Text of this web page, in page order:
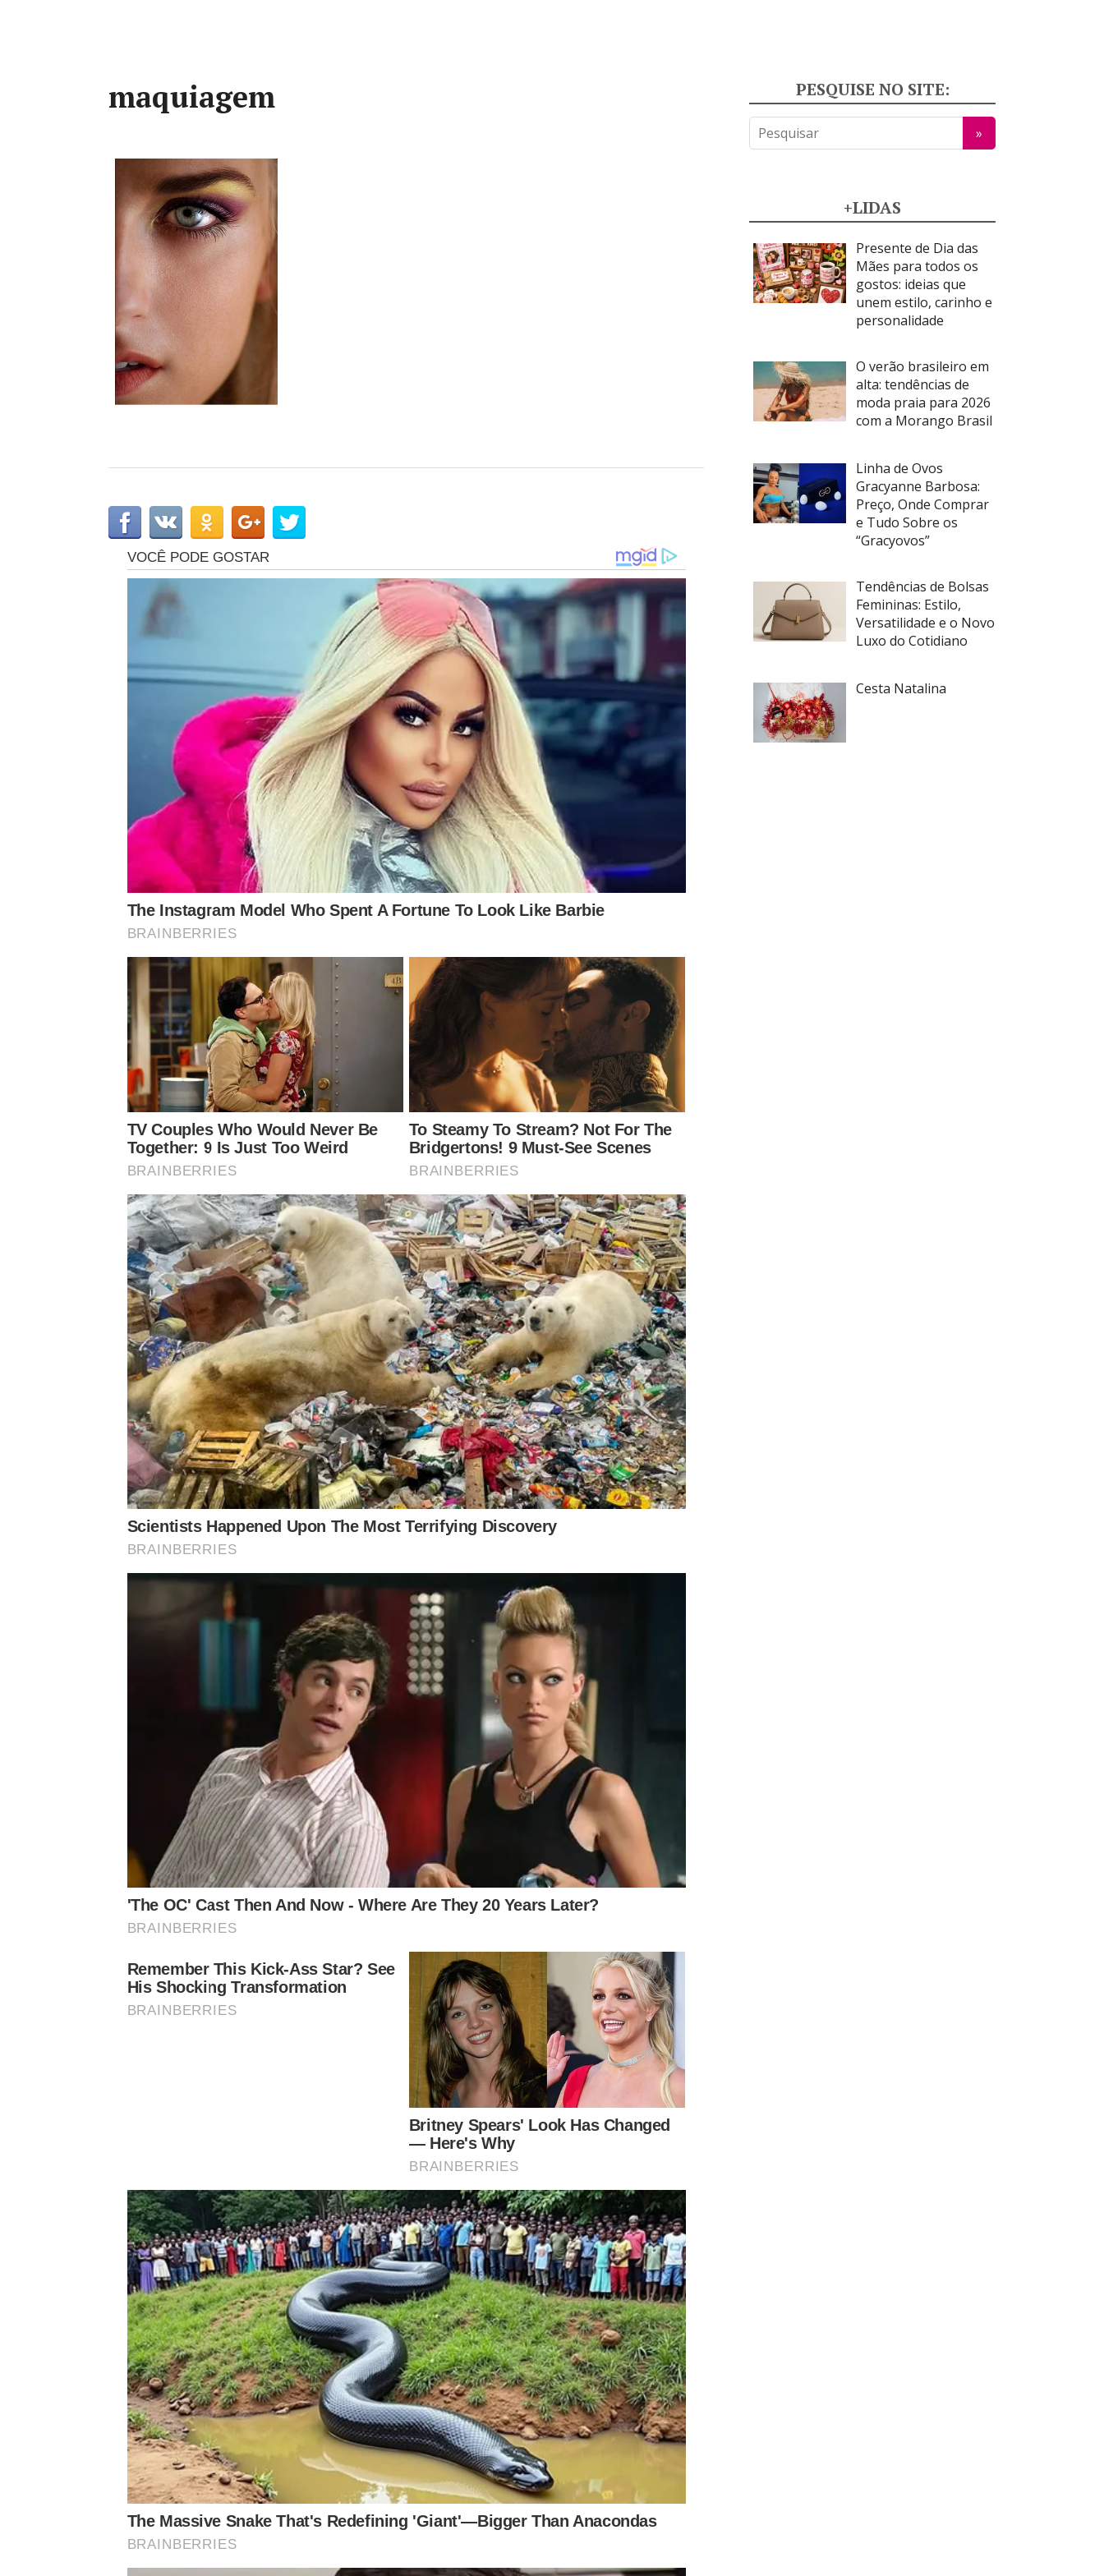
maquiagem PESQUISE NO SITE:
+LIDAS
Presente de Dia das
Mães para todos os
gostos: ideias que
unem estilo, carinho e
personalidade
O verão brasileiro em
alta: tendências de
moda praia para 2026
com a Morango Brasil
Linha de Ovos
Gracyanne Barbosa:
Preço, Onde Comprar
e Tudo Sobre os
“Gracyovos”
Tendências de Bolsas
Femininas: Estilo,
Versatilidade e o Novo
Luxo do Cotidiano
Cesta Natalina